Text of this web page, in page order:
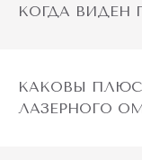
КОГДА ВИДЕН
КАКОВЫ
ЛАЗЕРНОГО